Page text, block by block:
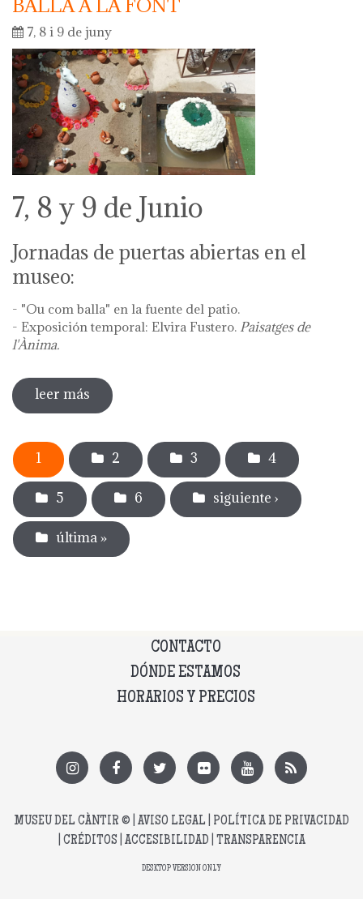
BALLA A LA FONT
7, 8 i 9 de juny
7, 8 y 9 de Junio
Jornadas de puertas abiertas en el
museo:
- "Ou com balla" en la fuente del patio.
- Exposición temporal: Elvira Fustero. Paisatges de
l'Ànima.
leer más sobre diada de la flor - l'ou com balla a la
font
Páginas
1 2 3 4
5 6 siguiente ›
última »
CONTACTO
DÓNDE ESTAMOS
HORARIOS Y PRECIOS
MUSEU DEL CÀNTIR © | AVISO LEGAL
POLÍTICA DE PRIVACIDAD
CRÉDITOS ACCESIBILIDAD TRANSPARENCIA
DESKTOP VERSION ONLY